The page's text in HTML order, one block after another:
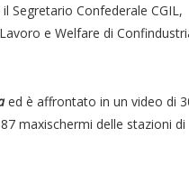
Segretario Confederale CGIL,
e Welfare di
ed è affrontato in un video di
maxischermi delle stazioni di